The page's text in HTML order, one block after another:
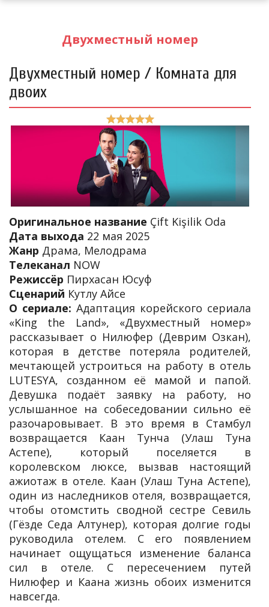
Двухместный номер
Двухместный номер / Комната для
двоих
Оригинальное название Çift Kişilik Oda
Дата выхода 22 мая 2025
Жанр Драма, Мелодрама
Телеканал NOW
Режиссёр Пирхасан Юсуф
Сценарий Кутлу Айсе
О сериале: Адаптация корейского сериала
«King the Land», «Двухместный номер»
рассказывает о Нилюфер (Деврим Озкан),
которая в детстве потеряла родителей,
мечтающей устроиться на работу в отель
LUTESYA, созданном её мамой и папой.
Девушка подаёт заявку на работу, но
услышанное на собеседовании сильно её
разочаровывает. В это время в Стамбул
возвращается Каан Тунча (Улаш Туна
Астепе), который поселяется в
королевском люксе, вызвав настоящий
ажиотаж в отеле. Каан (Улаш Туна Астепе),
один из наследников отеля, возвращается,
чтобы отомстить сводной сестре Севиль
(Гёзде Седа Алтунер), которая долгие годы
руководила отелем. С его появлением
начинает ощущаться изменение баланса
сил в отеле. С пересечением путей
Нилюфер и Каана жизнь обоих изменится
навсегда.